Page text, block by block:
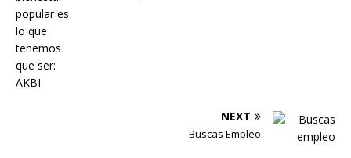
NEXT
Buscas Empleo